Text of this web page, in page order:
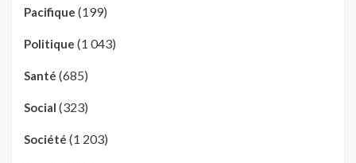
Pacifique (199)
Politique (1 043)
Santé (685)
Social (323)
Société (1 203)